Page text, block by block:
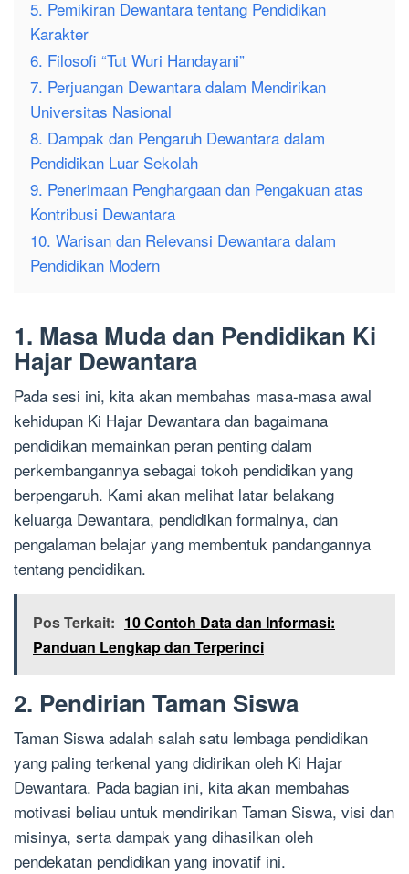
5. Pemikiran Dewantara tentang Pendidikan
Karakter
6. Filosofi “Tut Wuri Handayani”
7. Perjuangan Dewantara dalam Mendirikan
Universitas Nasional
8. Dampak dan Pengaruh Dewantara dalam
Pendidikan Luar Sekolah
9. Penerimaan Penghargaan dan Pengakuan atas
Kontribusi Dewantara
10. Warisan dan Relevansi Dewantara dalam
Pendidikan Modern
1. Masa Muda dan Pendidikan Ki
Hajar Dewantara
Pada sesi ini, kita akan membahas masa-masa awal
kehidupan Ki Hajar Dewantara dan bagaimana
pendidikan memainkan peran penting dalam
perkembangannya sebagai tokoh pendidikan yang
berpengaruh. Kami akan melihat latar belakang
keluarga Dewantara, pendidikan formalnya, dan
pengalaman belajar yang membentuk pandangannya
tentang pendidikan.
Pos Terkait: 10 Contoh Data dan Informasi:
Panduan Lengkap dan Terperinci
2. Pendirian Taman Siswa
Taman Siswa adalah salah satu lembaga pendidikan
yang paling terkenal yang didirikan oleh Ki Hajar
Dewantara. Pada bagian ini, kita akan membahas
motivasi beliau untuk mendirikan Taman Siswa, visi dan
misinya, serta dampak yang dihasilkan oleh
pendekatan pendidikan yang inovatif ini.